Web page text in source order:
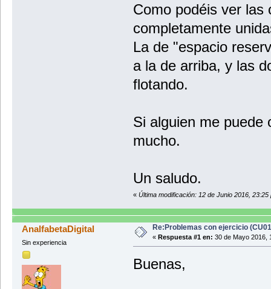
Como podéis ver las
completamente
La de "espacio
a la de arriba, y las
flotando.
Si alguien me puede
mucho.
Un saludo.
« Última modificación: 12 de Junio 2016,
AnalfabetaDigital
Sin experiencia
Re:Problemas con ejercicio
« Respuesta #1 en: 30 de Mayo 2016,
Buenas,